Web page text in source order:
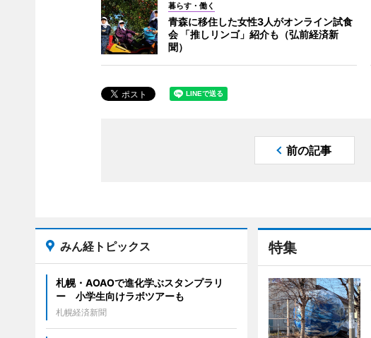
暮らす・働く
青森に移住した女性3人がオンライン試食
会 「推しリンゴ」紹介も（弘前経済新
聞）
前の記事
特集
みん経トピックス
札幌・AOAOで進化学ぶスタンプラリ
ー 小学生向けラボツアーも
札幌経済新聞